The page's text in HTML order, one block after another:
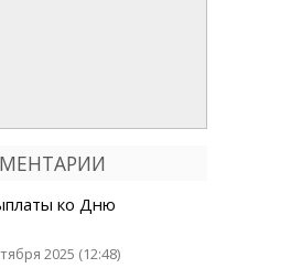
ко Дню
2025 (12:48)